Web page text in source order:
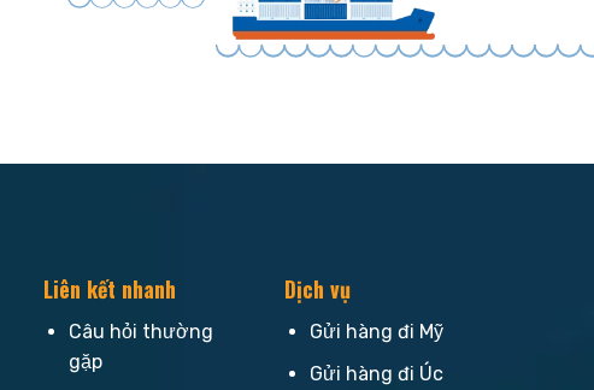
Liên kết nhanh
Câu hỏi thường
gặp
Dịch vụ
Gửi hàng đi Mỹ
Gửi hàng đi Úc